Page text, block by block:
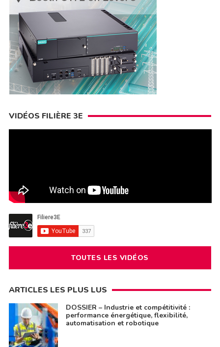
VIDÉOS FILIÈRE 3E
TOUTES LES VIDÉOS
ARTICLES LES PLUS LUS
DOSSIER – Industrie et compétitivité :
performance énergétique, flexibilité,
automatisation et robotique